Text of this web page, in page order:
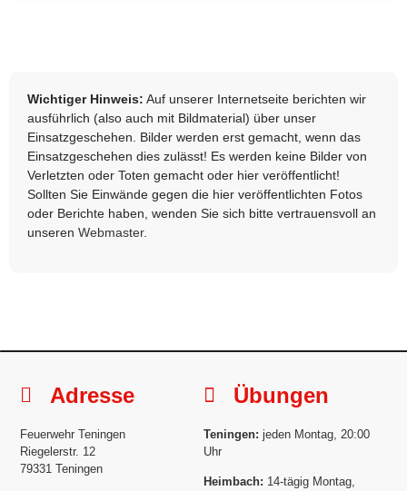
Wichtiger Hinweis: Auf unserer Internetseite berichten wir
ausführlich (also auch mit Bildmaterial) über unser
Einsatzgeschehen. Bilder werden erst gemacht, wenn das
Einsatzgeschehen dies zulässt! Es werden keine Bilder von
Verletzten oder Toten gemacht oder hier veröffentlicht!
Sollten Sie Einwände gegen die hier veröffentlichten Fotos
oder Berichte haben, wenden Sie sich bitte vertrauensvoll an
unseren Webmaster.
Adresse
Feuerwehr Teningen
Riegelerstr. 12
79331 Teningen
Übungen
Teningen: jeden Montag, 20:00
Uhr
Heimbach: 14-tägig Montag,